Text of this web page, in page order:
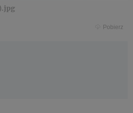
2018 (2).jpg
Pobierz